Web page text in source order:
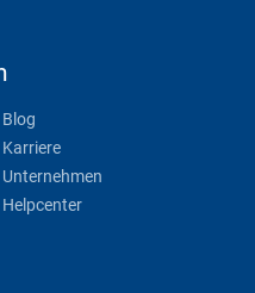
Blog
Karriere
Unternehmen
Helpcenter